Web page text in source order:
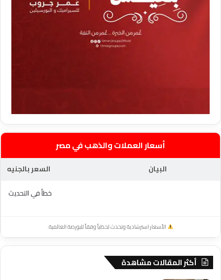
أسعار العملات والذهب في مصر
البيان
السعر بالجنيه
خطأ في التحديث
الأسعار استرشادية وتحدث لحظياً وفقاً للبورصة العالمية.
أكثر المقالات مشاهدة